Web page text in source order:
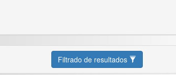
Filtrado de resultados